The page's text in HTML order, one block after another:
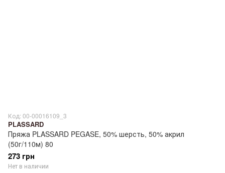
Код: 00-00016109_3
PLASSARD
Пряжа PLASSARD PEGASE, 50% шерсть, 50% акрил
(50г/110м) 80
273 грн
Нет в наличии